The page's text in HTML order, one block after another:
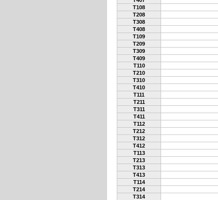
T108
T208
T308
T408
T109
T209
T309
T409
T110
T210
T310
T410
T111
T211
T311
T411
T112
T212
T312
T412
T113
T213
T313
T413
T114
T214
T314